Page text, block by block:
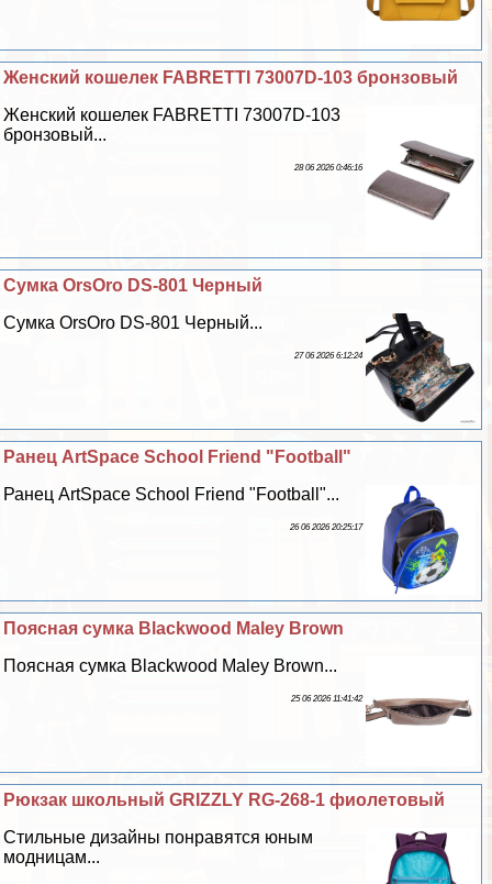
Женский кошелек FABRETTI 73007D-103 бронзовый
Женский кошелек FABRETTI 73007D-103
бронзовый...
28 06 2026 0:46:16
Сумка OrsOro DS-801 Черный
Сумка OrsOro DS-801 Черный...
27 06 2026 6:12:24
Ранец ArtSpace School Friend "Football"
Ранец ArtSpace School Friend "Football"...
26 06 2026 20:25:17
Поясная сумка Blackwood Maley Brown
Поясная сумка Blackwood Maley Brown...
25 06 2026 11:41:42
Рюкзак школьный GRIZZLY RG-268-1 фиолетовый
Стильные дизайны понравятся юным
модницам...